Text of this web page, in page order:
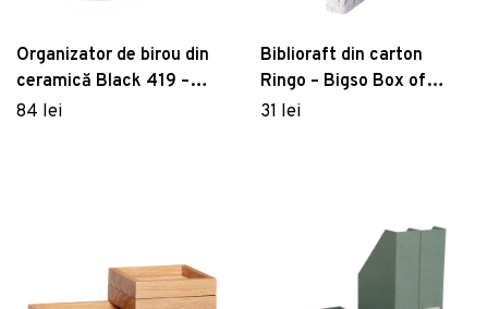
Organizator de birou din
ceramică Black 419 –
Pantone
84 lei
Biblioraft din carton
Ringo – Bigso Box of
Sweden
31 lei